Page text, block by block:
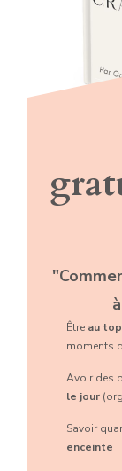
Être au
moments
Avoir des
le jour
Savoir
enceinte